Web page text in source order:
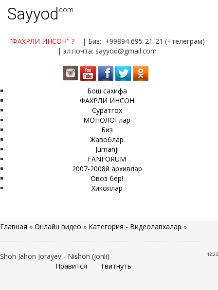
Sayyod.com
"ФАХРЛИ ИНСОН" ?
| Биз: +99894 695-21-21 (+телеграм)
| эл.почта: sayyod@gmail.com
Бош сахифа
ФАХРЛИ ИНСОН
Суратгох
МОНОЛОГлар
Биз
Жавоблар
Jumanji
FANFORUM
2007-2008й архивлар
Овоз бер!
Хикоялар
Главная » Онлайн видео » Категория - Видеолавхалар »
18:23
Shoh Jahon Jorayev - Nishon (jonli)
Нравится
Твитнуть